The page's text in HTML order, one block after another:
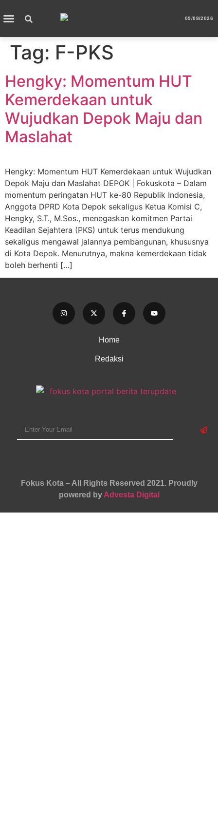
09/08/2026
Tag: F-PKS
Hengky: Momentum HUT
Kemerdekaan untuk
Wujudkan Depok Maju dan
Maslahat
Hengky: Momentum HUT Kemerdekaan untuk Wujudkan
Depok Maju dan Maslahat DEPOK | Fokuskota – Dalam
momentum peringatan HUT ke-80 Republik Indonesia,
Anggota DPRD Kota Depok sekaligus Ketua Komisi C,
Hengky, S.T., M.Sos., menegaskan komitmen Partai
Keadilan Sejahtera (PKS) untuk terus mendukung
sekaligus mengawal jalannya pembangunan, khususnya
di Kota Depok. Menurutnya, makna kemerdekaan tidak
boleh berhenti […]
Home
Redaksi
Fokus Kota – All Rights Reserved 2021. Proudly
powered by Advesta Digital